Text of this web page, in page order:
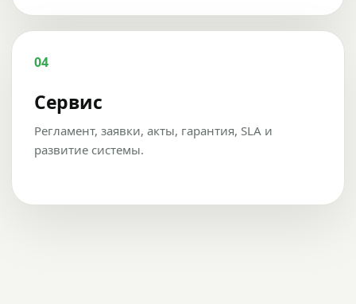
04
Сервис
Регламент, заявки, акты, гарантия, SLA и
развитие системы.